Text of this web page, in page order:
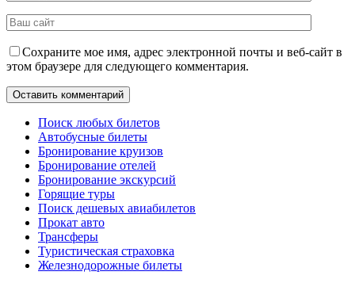
Сохраните мое имя, адрес электронной почты и веб-сайт в
этом браузере для следующего комментария.
Поиск любых билетов
Автобусные билеты
Бронирование круизов
Бронирование отелей
Бронирование экскурсий
Горящие туры
Поиск дешевых авиабилетов
Прокат авто
Трансферы
Туристическая страховка
Железнодорожные билеты